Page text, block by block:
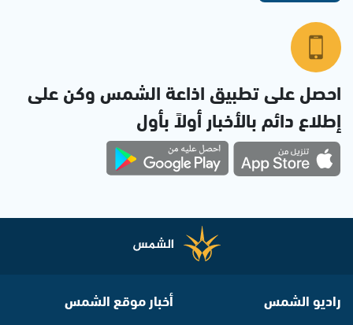
احصل على تطبيق اذاعة الشمس وكن على
إطلاع دائم بالأخبار أولاً بأول
راديو الشمس أخبار موقع الشمس